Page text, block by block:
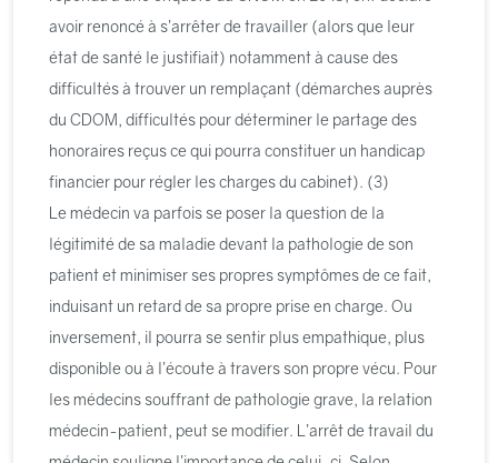
avoir renoncé à s’arrêter de travailler (alors que leur
état de santé le justifiait) notamment à cause des
difficultés à trouver un remplaçant (démarches auprès
du CDOM, difficultés pour déterminer le partage des
honoraires reçus ce qui pourra constituer un handicap
financier pour régler les charges du cabinet). (3)
Le médecin va parfois se poser la question de la
légitimité de sa maladie devant la pathologie de son
patient et minimiser ses propres symptômes de ce fait,
induisant un retard de sa propre prise en charge. Ou
inversement, il pourra se sentir plus empathique, plus
disponible ou à l’écoute à travers son propre vécu. Pour
les médecins souffrant de pathologie grave, la relation
médecin-patient, peut se modifier. L’arrêt de travail du